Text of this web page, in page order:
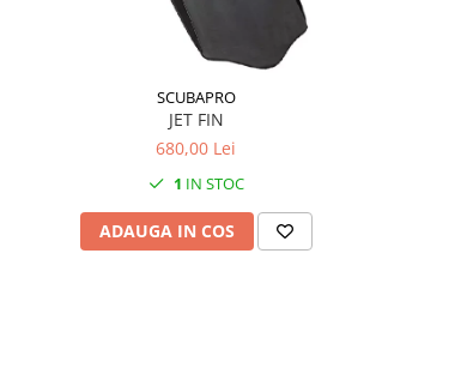
SCUBAPRO
JET FIN
680,00 Lei
1 IN STOC
ADAUGA IN COS